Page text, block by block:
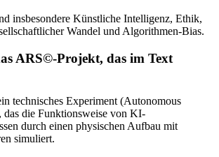
insbesondere Künstliche Intelligenz, Ethik,
Wandel und Algorithmen-Bias.
ARS©-Projekt, das im Text
technisches Experiment (Autonomous
das die Funktionsweise von KI-
durch einen physischen Aufbau mit
simuliert.